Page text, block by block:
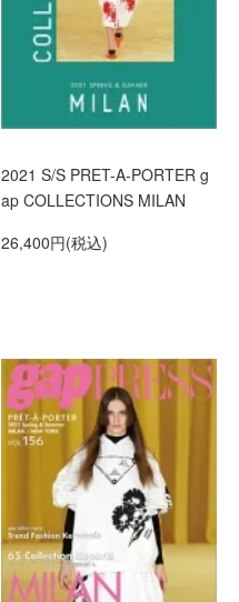
2021 S/S PRET-A-PORTER g
ap COLLECTIONS MILAN
26,400円(税込)